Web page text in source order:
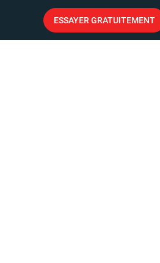
ESSAYER GRATUITEMENT